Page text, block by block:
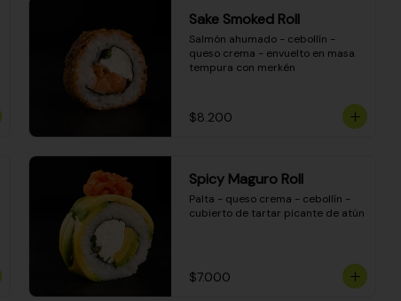
Sake Smoked Roll
Salmón ahumado - cebollín -
queso crema - envuelto en masa
tempura con merkén
$8.200
Spicy Maguro Roll
Palta - queso crema - cebollín -
cubierto de tartar picante de atún
$7.000